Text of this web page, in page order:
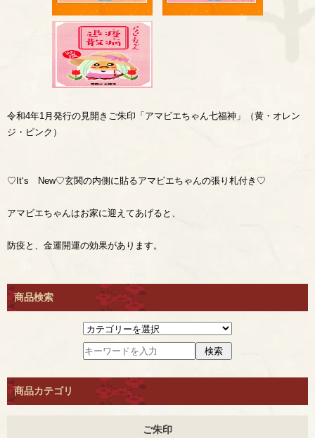
令和4年1月発行の見開きご朱印「アマビエちゃん七福神」（黄・オレン
ジ・ピンク）
♡It‘s New♡玄関の内側に貼るアマビエちゃんの張り札付き♡
アマビエちゃんはお家に迎えてあげると、
防疫と、金運開運の効果があります。
商品検索
商品カテゴリ
ご朱印